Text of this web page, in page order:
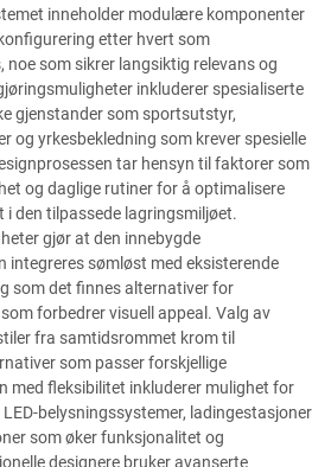
inneholder modulære komponenter
etter hvert som
noe som sikrer langsiktig relevans og
inkluderer spesialiserte
gjenstander som sportsutstyr,
og yrkesbekledning som krever spesielle
tar hensyn til faktorer som
og daglige rutiner for å optimalisere
den tilpassede lagringsmiljøet.
gjør at den innebygde
integreres sømløst med eksisterende
som det finnes alternativer for
forbedrer visuell appeal. Valg av
fra samtidsrommet krom til
som passer forskjellige
med fleksibilitet inkluderer mulighet for
belysningssystemer, ladingestasjoner
som øker funksjonalitet og
designere bruker avanserte